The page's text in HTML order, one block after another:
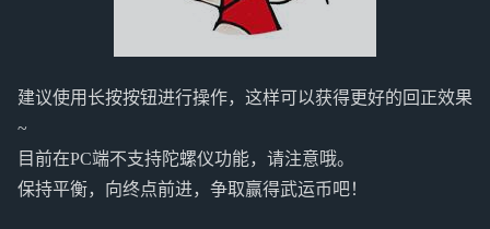
建议使用长按按钮进行操作，这样可以获得更好的回正效果
~
目前在PC端不支持陀螺仪功能，请注意哦。
保持平衡，向终点前进，争取赢得武运币吧！